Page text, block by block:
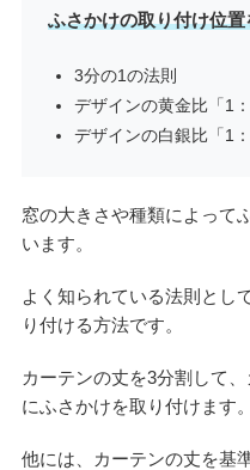
ふさかけの取り付け位
3分の1の法則
デザインの黄金比「1：
デザインの白銀比「1：
窓の大きさや種類によって
います。
よく知られている法則として
り付ける方法です。
カーテンの丈を3分割して
にふさかけを取り付けます。
他には、カーテンの丈を基